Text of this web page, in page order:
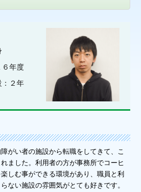
６年度
：２年
がい者の施設から転職をしてきて、こ
ました。利用者の方が事務所でコーヒ
しむ事ができる環境があり、職員と利
ない施設の雰囲気がとても好きです。